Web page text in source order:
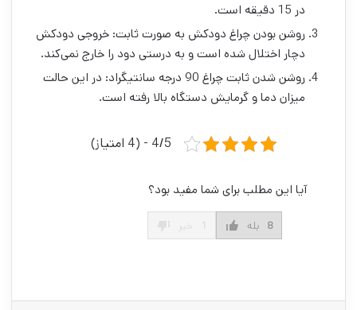
در 15 دقیقه است.
روشن بودن چراغ دودکش به صورت ثابت: خروجی دودکش
دچار اختلال شده است و به درستی دود را خارج نمی‌کند.
روشن شدن ثابت چراغ 90 درجه سانتیگراد: در این حالت
میزان دما و گرمایش دستگاه بالا رفته است.
4/5 - (4 امتیاز)
آیا این مطلب برای شما مفید بود؟
بله 8